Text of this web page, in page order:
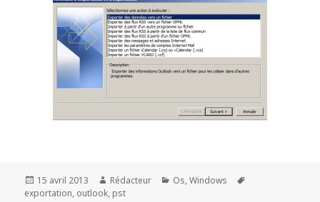
Publié
le
15 avril 2013 Auteur
Rédacteur Catégories
Os,Windows
exportation, outlook, pst